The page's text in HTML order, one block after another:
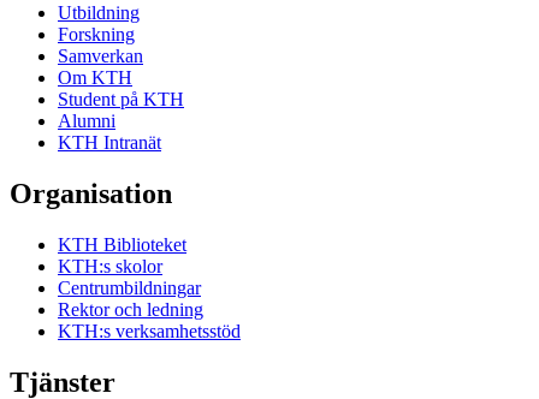
Utbildning
Forskning
Samverkan
Om KTH
Student på KTH
Alumni
KTH Intranät
Organisation
KTH Biblioteket
KTH:s skolor
Centrumbildningar
Rektor och ledning
KTH:s verksamhetsstöd
Tjänster